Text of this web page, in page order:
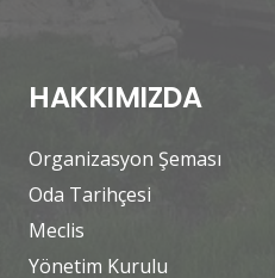
HAKKIMIZDA
Organizasyon Şeması
Oda Tarihçesi
Meclis
Yönetim Kurulu